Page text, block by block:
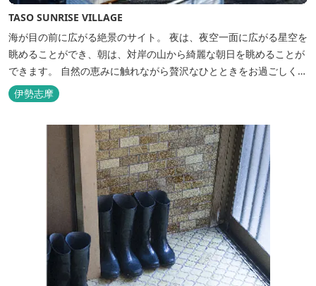
TASO SUNRISE VILLAGE
海が目の前に広がる絶景のサイト。 夜は、夜空一面に広がる星空を
眺めることができ、朝は、対岸の山から綺麗な朝日を眺めることが
できます。 自然の恵みに触れながら贅沢なひとときをお過ごしくだ
さい。 ウッドテラスでのバーベキューを楽しむこともでき、BBQ
初心者でも安心のガスBBQ台をご用意しております。 また、海岸
伊勢志摩